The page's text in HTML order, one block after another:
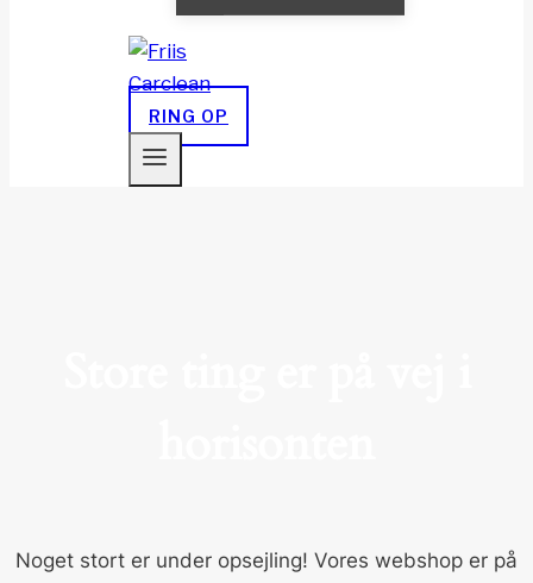
RING OP
Noget stort er under opsejling! Vores webshop er på